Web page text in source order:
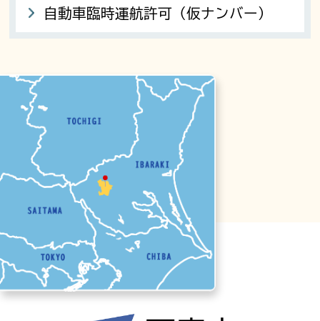
自動車臨時運航許可（仮ナンバー）